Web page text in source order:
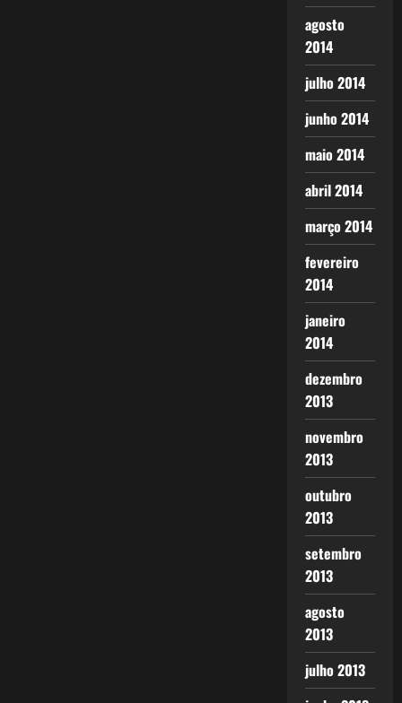
agosto
2014
julho 2014
junho 2014
maio 2014
abril 2014
março 2014
fevereiro
2014
janeiro
2014
dezembro
2013
novembro
2013
outubro
2013
setembro
2013
agosto
2013
julho 2013